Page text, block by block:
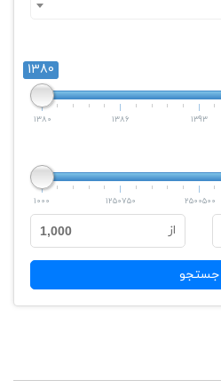
1380
1380 1386 1393
1000 1250750 2500500
از 1,000
جستجو